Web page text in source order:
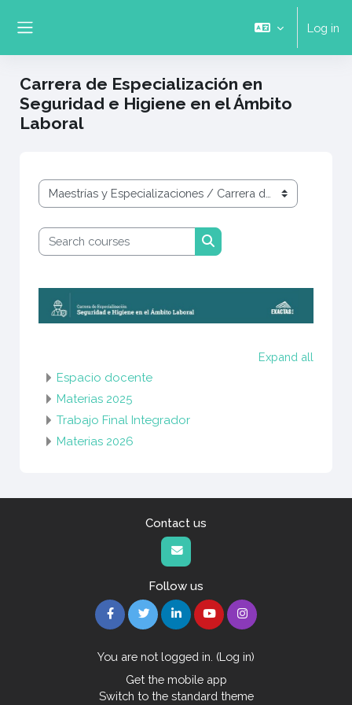
Log in
Carrera de Especialización en
Seguridad e Higiene en el Ámbito
Laboral
Course categories
Search courses
Search courses
Expand all
Espacio docente
Materias 2025
Trabajo Final Integrador
Materias 2026
Contact us
Follow us
You are not logged in. (Log in)
Get the mobile app
Switch to the standard theme